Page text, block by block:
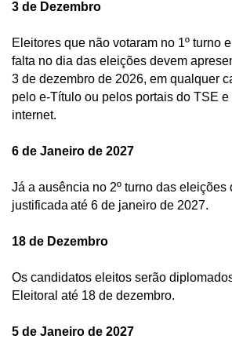
3 de Dezembro
Eleitores que não votaram no 1º turno
falta no dia das eleições devem
3 de dezembro de 2026, em qualquer
pelo e-Título ou pelos portais do TSE
internet.
6 de Janeiro de 2027
Já a ausência no 2º turno das eleições
justificada até 6 de janeiro de 2027.
18 de Dezembro
Os candidatos eleitos serão
Eleitoral até 18 de dezembro.
5 de Janeiro de 2027